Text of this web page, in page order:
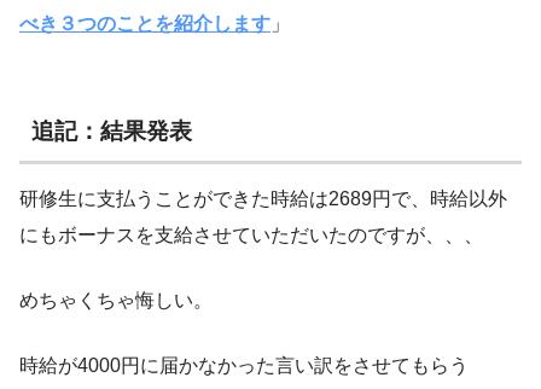
べき３つのことを紹介します 」
追記：結果発表
研修生に支払うことができた時給は2689円で、時給以外
にもボーナスを支給させていただいたのですが、、、
めちゃくちゃ悔しい。
時給が4000円に届かなかった言い訳をさせてもらう